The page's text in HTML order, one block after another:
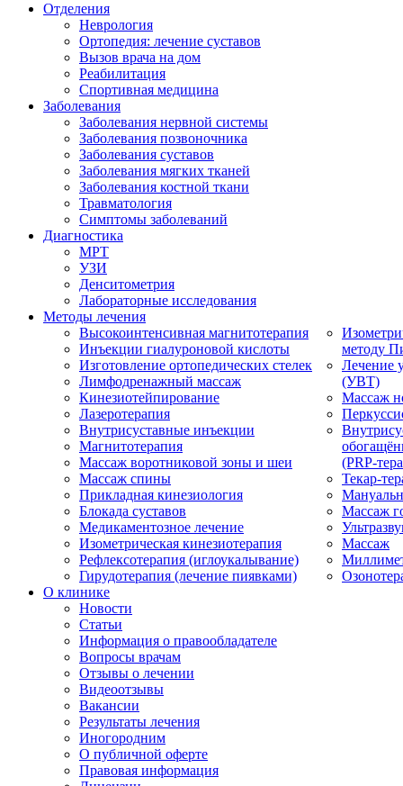
Отделения
Неврология
Ортопедия: лечение суставов
Вызов врача на дом
Реабилитация
Спортивная медицина
Заболевания
Заболевания нервной системы
Заболевания позвоночника
Заболевания суставов
Заболевания мягких тканей
Заболевания костной ткани
Травматология
Симптомы заболеваний
Диагностика
МРТ
УЗИ
Денситометрия
Лабораторные исследования
Методы лечения
Высокоинтенсивная магнитотерапия
Инъекции гиалуроновой кислоты
Изготовление ортопедических стелек
Лимфодренажный массаж
Кинезиотейпирование
Лазеротерапия
Внутрисуставные инъекции
Магнитотерапия
Массаж воротниковой зоны и шеи
Массаж спины
Прикладная кинезиология
Блокада суставов
Медикаментозное лечение
Изометрическая кинезиотерапия
Рефлексотерапия (иглоукалывание)
Гирудотерапия (лечение пиявками)
методу
Лечение
(УВТ)
Массаж
(PRP-
Текар-
Массаж
Массаж
О клинике
Новости
Статьи
Информация о правообладателе
Вопросы врачам
Отзывы о лечении
Видеоотзывы
Вакансии
Результаты лечения
Иногородним
О публичной оферте
Правовая информация